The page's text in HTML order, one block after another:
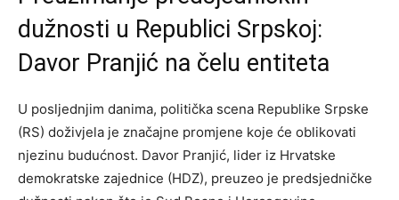
dužnosti u Republici Srpskoj:
Davor Pranjić na čelu entiteta
U posljednjim danima, politička scena Republike Srpske
(RS) doživjela je značajne promjene koje će oblikovati
njezinu budućnost. Davor Pranjić, lider iz Hrvatske
demokratske zajednice (HDZ), preuzeo je predsjedničke